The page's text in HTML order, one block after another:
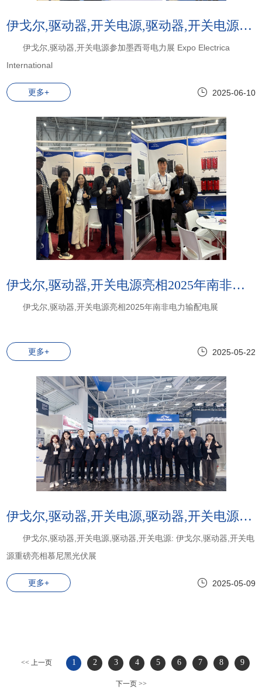
伊戈尔,驱动器,开关电源,驱动器,开关电源:伊戈尔,驱动器,开关电源参加墨西哥电力展Expo Electrica International
伊戈尔,驱动器,开关电源参加墨西哥电力展 Expo Electrica
International
更多+ 2025-06-10
伊戈尔,驱动器,开关电源亮相2025年南非电力输配电展
伊戈尔,驱动器,开关电源亮相2025年南非电力输配电展
更多+ 2025-05-22
伊戈尔,驱动器,开关电源,驱动器,开关电源:伊戈尔,驱动器,开关电源重磅亮相慕尼黑光伏展
伊戈尔,驱动器,开关电源,驱动器,开关电源: 伊戈尔,驱动器,开关电
源重磅亮相慕尼黑光伏展
更多+ 2025-05-09
<< 上一页 1 2 3 4 5 6 7 8 9
下一页 >>